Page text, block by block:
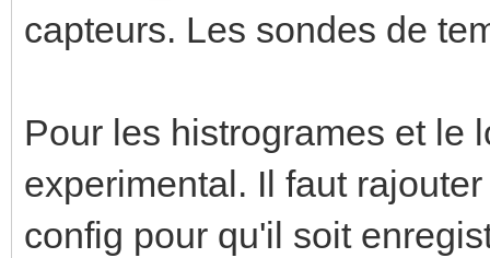
capteurs. Les sondes de
Pour les histrogrames et le
experimental. Il faut
config pour qu'il soit